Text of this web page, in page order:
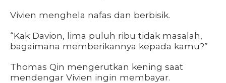
Vivien menghela nafas dan berbisik.
“Kak Davion, lima puluh ribu tidak masalah,
bagaimana memberikannya kepada kamu?”
Thomas Qin mengerutkan kening saat
mendengar Vivien ingin membayar.